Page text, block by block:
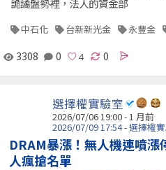
詭譎盤勢裡，法人的資金部
中石化 台新新光金 永豐金
3308 0 0
選擇權實驗室
2026/07/06 19:00 - 1 月前
2026/07/09 17:54 - 選擇權
DRAM暴漲！無人機連噴
人瘋搶名單